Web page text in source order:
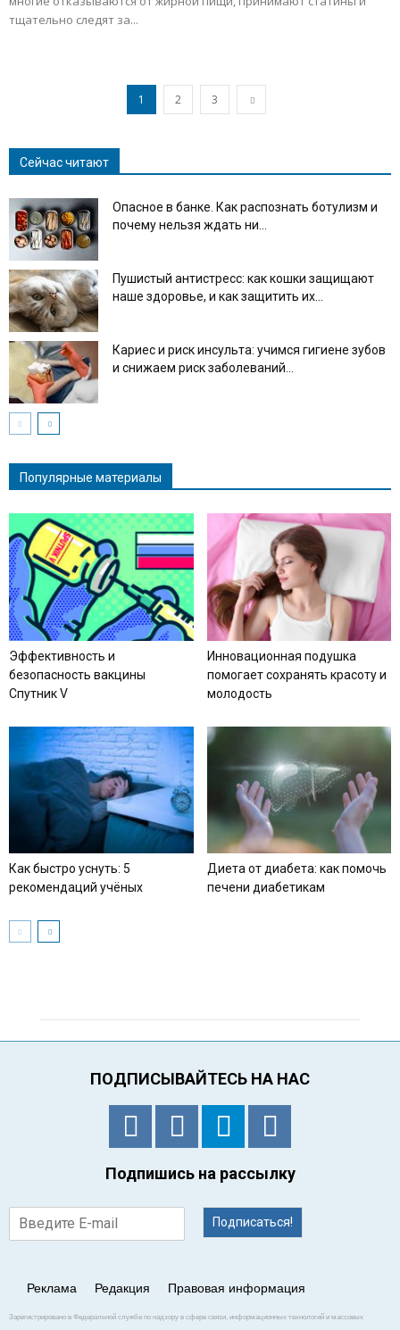
тщательно следят за...
1 2 3
Сейчас читают
Опасное в банке. Как распознать ботулизм и
почему нельзя ждать ни...
Пушистый антистресс: как кошки защищают
наше здоровье, и как защитить их...
Кариес и риск инсульта: учимся гигиене зубов
и снижаем риск заболеваний...
Популярные материалы
Эффективность и
безопасность вакцины
Спутник V
Инновационная подушка
помогает сохранять красоту и
молодость
Как быстро уснуть: 5
рекомендаций учёных
Диета от диабета: как помочь
печени диабетикам
ПОДПИСЫВАЙТЕСЬ НА НАС
Подпишись на рассылку
Подписаться!
Реклама Редакция Правовая информация
Зарегистрировано в Федеральной службе по надзору в сфере связи, информационных технологий и массовых